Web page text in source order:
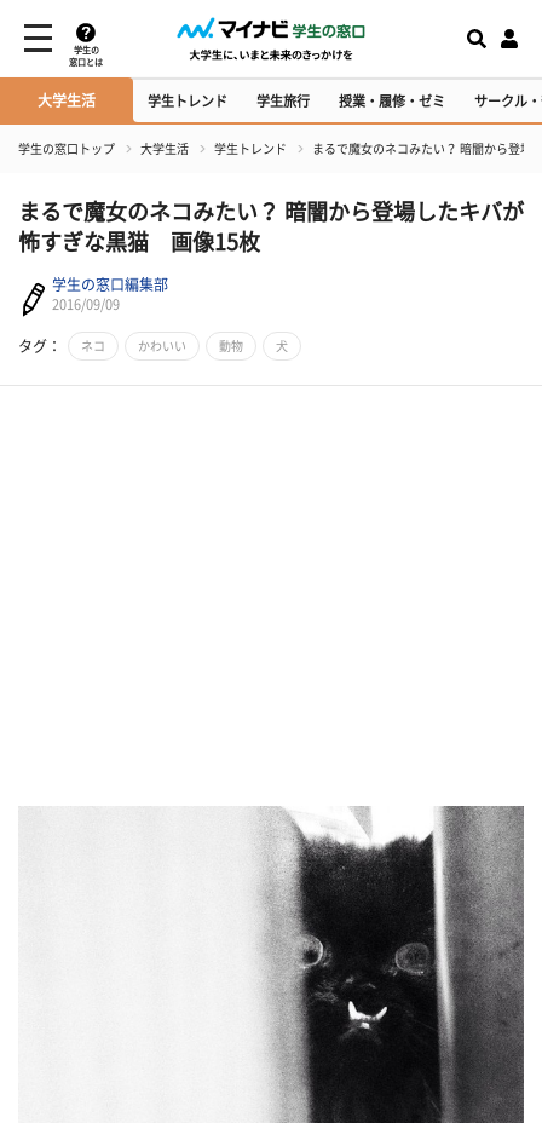
学生の
窓口とは
大学生活 学生トレンド 学生旅行 授業・履修・ゼミ サークル
学生の窓口トップ 大学生活 学生トレンド まるで魔女のネコみたい？ 暗闇から登
まるで魔女のネコみたい？ 暗闇から登場したキバが
怖すぎな黒猫 画像15枚
学生の窓口編集部
2016/09/09
タグ： ネコ かわいい 動物 犬